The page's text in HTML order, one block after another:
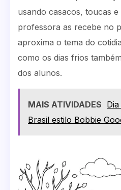
usando casacos, toucas
professora as recebe no
aproxima o tema do
como os dias frios
dos alunos.
MAIS ATIVIDADES
Brasil estilo Bobbie